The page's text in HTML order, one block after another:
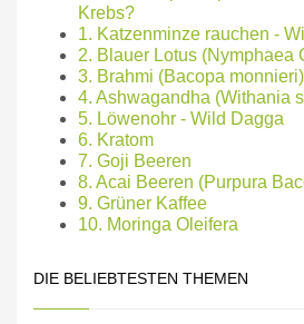
Krebs?
1. Katzenminze rauchen -
2. Blauer Lotus (Nymphaea
3. Brahmi (Bacopa monnieri)
4. Ashwagandha (Withania
5. Löwenohr - Wild Dagga
6. Kratom
7. Goji Beeren
8. Acai Beeren (Purpura
9. Grüner Kaffee
10. Moringa Oleifera
DIE BELIEBTESTEN THEMEN